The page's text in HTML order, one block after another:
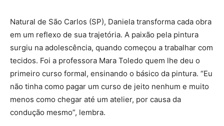
Natural de São Carlos (SP), Daniela transforma cada obra
em um reflexo de sua trajetória. A paixão pela pintura
surgiu na adolescência, quando começou a trabalhar com
tecidos. Foi a professora Mara Toledo quem lhe deu o
primeiro curso formal, ensinando o básico da pintura. “Eu
não tinha como pagar um curso de jeito nenhum e muito
menos como chegar até um atelier, por causa da
condução mesmo”, lembra.